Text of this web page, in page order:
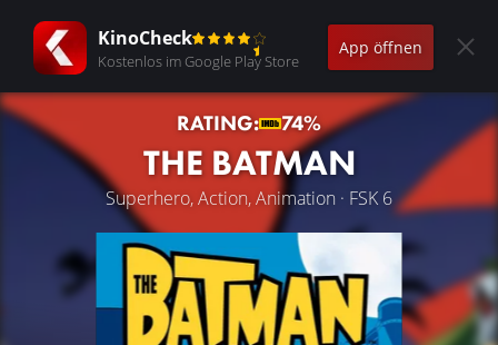
KinoCheck
Kostenlos im Google Play Store
App öffnen
RATING: 74%
THE BATMAN
Superhero, Action, Animation · FSK 6